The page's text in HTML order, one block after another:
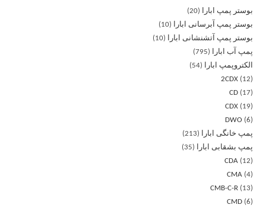
بوستر پمپ ابارا
20
بوستر پمپ آبرسانی ابارا
10
بوستر پمپ آتشنشانی ابارا
10
پمپ آب ابارا
795
الکتروپمپ ابارا
54
2CDX
12
CD
17
CDX
19
DWO
6
پمپ خانگی ابارا
213
پمپ بشقابی ابارا
35
CDA
12
CMA 4
CMB-C-R
13
CMD 6